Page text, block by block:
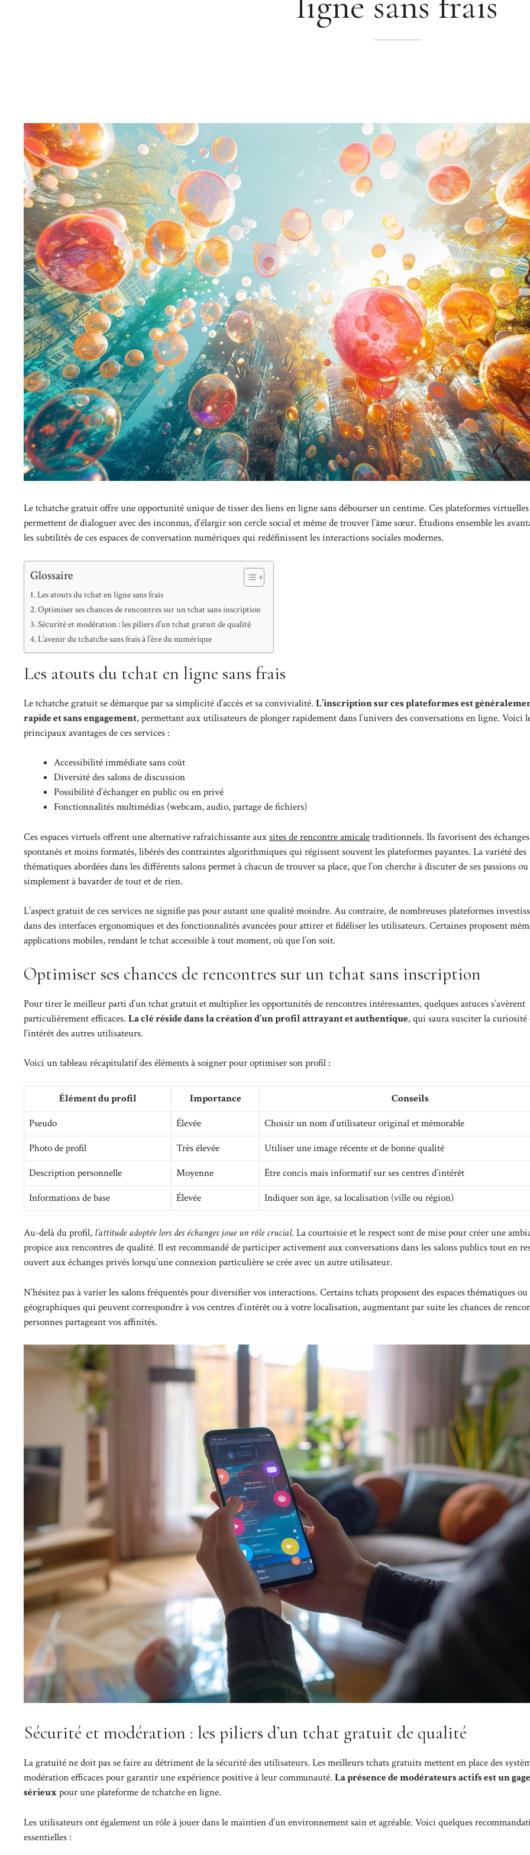
Le tchatche gratuit offre une opportunité unique de tisser des liens en ligne sans débourser un centime. Ces plateformes virtuelles
permettent de dialoguer avec des inconnus, d’élargir son cercle social et même de trouver l’âme sœur. Étudions ensemble les
les subtilités de ces espaces de conversation numériques qui redéfinissent les interactions sociales modernes.
Glossaire
Les atouts du tchat en ligne sans frais
Optimiser ses chances de rencontres sur un tchat sans inscription
Sécurité et modération : les piliers d’un tchat gratuit de qualité
L’avenir du tchatche sans frais à l’ère du numérique
Les atouts du tchat en ligne sans frais
Le tchatche gratuit se démarque par sa simplicité d’accès et sa convivialité. L’inscription sur ces plateformes est
rapide et sans engagement, permettant aux utilisateurs de plonger rapidement dans l’univers des conversations en ligne. Voici
principaux avantages de ces services :
Accessibilité immédiate sans coût
Diversité des salons de discussion
Possibilité d’échanger en public ou en privé
Fonctionnalités multimédias (webcam, audio, partage de fichiers)
Ces espaces virtuels offrent une alternative rafraîchissante auxsites de rencontre amicaletraditionnels. Ils favorisent des
spontanés et moins formatés, libérés des contraintes algorithmiques qui régissent souvent les plateformes payantes. La variété des
thématiques abordées dans les différents salons permet à chacun de trouver sa place, que l’on cherche à discuter de ses passions ou
simplement à bavarder de tout et de rien.
L’aspect gratuit de ces services ne signifie pas pour autant une qualité moindre. Au contraire, de nombreuses plateformes
dans des interfaces ergonomiques et des fonctionnalités avancées pour attirer et fidéliser les utilisateurs. Certaines proposent
applications mobiles, rendant le tchat accessible à tout moment, où que l’on soit.
Optimiser ses chances de rencontres sur un tchat sans inscription
Pour tirer le meilleur parti d’un tchat gratuit et multiplier les opportunités de rencontres intéressantes, quelques astuces s’avèrent
particulièrement efficaces. La clé réside dans la création d’un profil attrayant et authentique, qui saura susciter la curiosité
l’intérêt des autres utilisateurs.
Voici un tableau récapitulatif des éléments à soigner pour optimiser son profil :
Élément du profil Importance
Conseils
Pseudo
Élevée
Choisir un nom d’utilisateur original et mémorable
Photo de profil
Très élevée
Utiliser une image récente et de bonne qualité
Description personnelle
Moyenne
Être concis mais informatif sur ses centres d’intérêt
Informations de base
Élevée Indiquer son âge, sa localisation (ville ou région)
Au-delà du profil, l’attitude adoptée lors des échanges joue un rôle crucial. La courtoisie et le respect sont de mise pour créer une
propice aux rencontres de qualité. Il est recommandé de participer activement aux conversations dans les salons publics tout en
ouvert aux échanges privés lorsqu’une connexion particulière se crée avec un autre utilisateur.
N’hésitez pas à varier les salons fréquentés pour diversifier vos interactions. Certains tchats proposent des espaces thématiques ou
géographiques qui peuvent correspondre à vos centres d’intérêt ou à votre localisation, augmentant par suite les chances de
personnes partageant vos affinités.
Sécurité et modération : les piliers d’un tchat gratuit de qualité
La gratuité ne doit pas se faire au détriment de la sécurité des utilisateurs. Les meilleurs tchats gratuits mettent en place des
modération efficaces pour garantir une expérience positive à leur communauté. La présence de modérateurs actifs est un
sérieuxpour une plateforme de tchatche en ligne.
Les utilisateurs ont également un rôle à jouer dans le maintien d’un environnement sain et agréable. Voici quelques
essentielles :